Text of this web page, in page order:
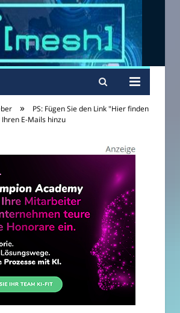
»
PS: Fügen Sie den Link "Hier finden
E-Mails hinzu